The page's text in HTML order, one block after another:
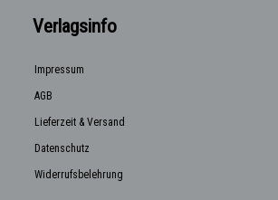
Verlagsinfo
Impressum
AGB
Lieferzeit & Versand
Datenschutz
Widerrufsbelehrung